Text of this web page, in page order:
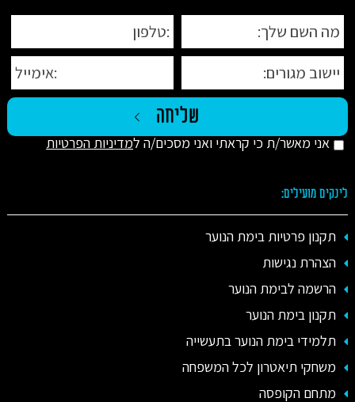
אני מאשר/ת כי קראתי ואני מסכים/ה למדיניות הפרטיות
לינקים מועילים:
תקנון פרטיות בימת הנוער
הצהרת נגישות
הרשמה לבימת הנוער
תקנון בימת הנוער
תלמידי בימת הנוער בתעשייה
משחקי תיאטרון לכל המשפחה
מתחם הקופסה